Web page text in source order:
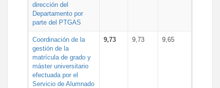
dirección del
Departamento por
parte del PTGAS
Coordinación de la
gestión de la
matrícula de grado y
máster universitario
efectuada por el
Servicio de Alumnado
9,73 9,73 9,65